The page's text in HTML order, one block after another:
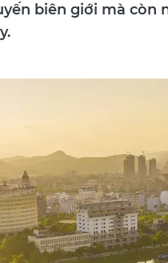
biên giới mà còn